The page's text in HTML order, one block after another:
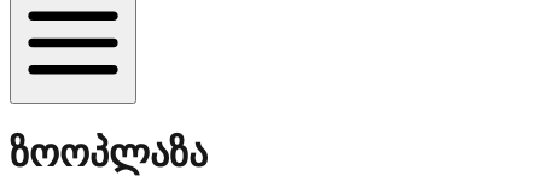
ზოოპლაზა